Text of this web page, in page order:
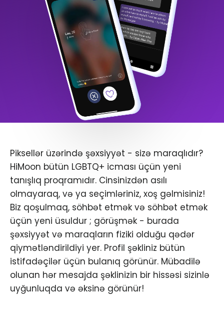
Piksellər üzərində şəxsiyyət - sizə maraqlıdır?
HiMoon bütün LGBTQ+ icması üçün yeni
tanışlıq proqramıdır. Cinsinizdən asılı
olmayaraq, və ya seçimləriniz, xoş gəlmisiniz!
Biz qoşulmaq, söhbət etmək və söhbət etmək
üçün yeni üsuldur ; görüşmək - burada
şəxsiyyət və maraqların fiziki olduğu qədər
qiymətləndirildiyi yer. Profil şəkliniz bütün
istifadəçilər üçün bulanıq görünür. Mübadilə
olunan hər mesajda şəklinizin bir hissəsi sizinlə
uyğunluqda və əksinə görünür!